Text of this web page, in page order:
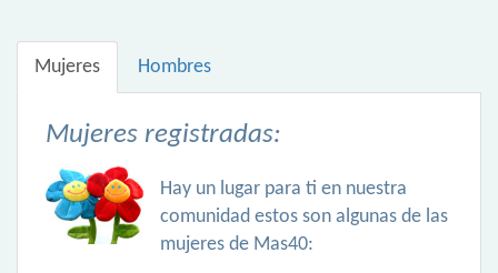
Mujeres Hombres
Mujeres registradas:
Hay un lugar para ti en nuestra
comunidad estos son algunas de las
mujeres de Mas40: